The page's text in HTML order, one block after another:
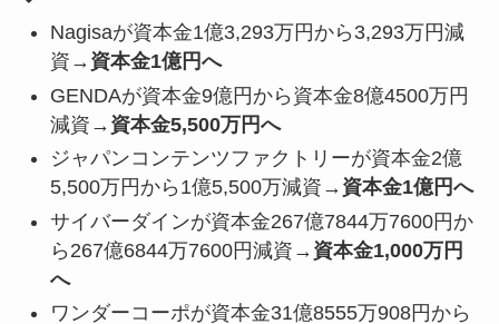
Nagisaが資本金1億3,293万円から3,293万円減
資→ 資本金1億円へ
GENDAが資本金9億円から資本金8億4500万円
減資→ 資本金5,500万円へ
ジャパンコンテンツファクトリーが資本金2億
5,500万円から1億5,500万減資→ 資本金1億円へ
サイバーダインが資本金267億7844万7600円か
ら267億6844万7600円減資→ 資本金1,000万円
へ
ワンダーコーポが資本金31億8555万908円から